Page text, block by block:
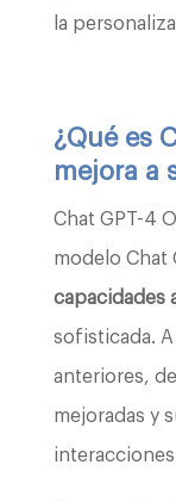
la
¿Qué es
mejora a
Chat GPT-4
modelo Chat
capacidades
sofisticada.
anteriores,
mejoradas y